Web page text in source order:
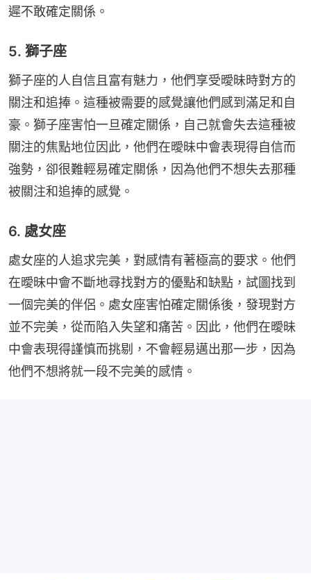
遲不敢確定關係。
5. 獅子座
獅子座的人自信且富有魅力，他們享受曖昧時對方的
關注和追捧。這種被需要的感覺讓他們感到滿足和自
豪。獅子座害怕一旦確定關係，自己就會失去這種被
關注的焦點地位因此，他們在曖昧中會表現得自信而
強勢，卻很難輕易確定關係，因為他們不想失去那種
被關注和追捧的感覺。
6. 處女座
處女座的人追求完美，對感情有著極高的要求。他們
在曖昧中會不斷地尋找對方的優點和缺點，試圖找到
一個完美的伴侶。處女座害怕確定關係後，發現對方
並不完美，從而陷入失望和痛苦。因此，他們在曖昧
中會表現得謹慎而挑剔，不會輕易邁出那一步，因為
他們不想將就一段不完美的感情。